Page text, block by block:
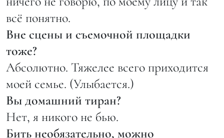
всё понятно.
Вне сцены и съемочной площадки
тоже?
Абсолютно. Тяжелее всего приходится
моей семье. (Улыбается.)
Вы домашний тиран?
Нет, я никого не бью.
Бить необязательно, можно